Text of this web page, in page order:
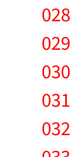
028
029
030
031
032